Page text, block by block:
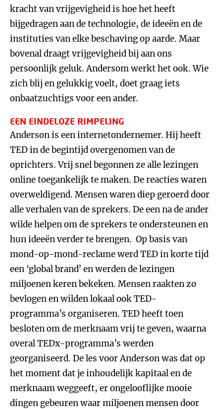
kracht van vrijgevigheid is hoe het heeft
bijgedragen aan de technologie, de ideeën en de
instituties van elke beschaving op aarde. Maar
bovenal draagt vrijgevigheid bij aan ons
persoonlijk geluk. Andersom werkt het ook. Wie
zich blij en gelukkig voelt, doet graag iets
onbaatzuchtigs voor een ander.
EEN EINDELOZE RIMPELING
Anderson is een internetondernemer. Hij heeft
TED in de begintijd overgenomen van de
oprichters. Vrij snel begonnen ze alle lezingen
online toegankelijk te maken. De reacties waren
overweldigend. Mensen waren diep geroerd door
alle verhalen van de sprekers. De een na de ander
wilde helpen om de sprekers te ondersteunen en
hun ideeën verder te brengen. Op basis van
mond-op-mond-reclame werd TED in korte tijd
een ‘global brand’ en werden de lezingen
miljoenen keren bekeken. Mensen raakten zo
bevlogen en wilden lokaal ook TED-
programma’s organiseren. TED heeft toen
besloten om de merknaam vrij te geven, waarna
overal TEDx-programma’s werden
georganiseerd. De les voor Anderson was dat op
het moment dat je inhoudelijk kapitaal en de
merknaam weggeeft, er ongelooflijke mooie
dingen gebeuren waar miljoenen mensen door